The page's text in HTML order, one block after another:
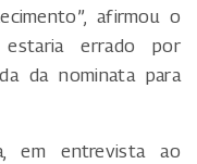
afirmou o
estaria errado por
da nominata para
em entrevista ao